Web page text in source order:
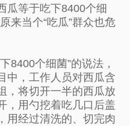
瓜等于吃下8400个细
来当个“吃瓜”群众也危
个细菌”的说法，
中，工作人员对西瓜含
，将切开一半的西瓜放
，用勺挖着吃几口后盖
用经过清洗的、切完肉